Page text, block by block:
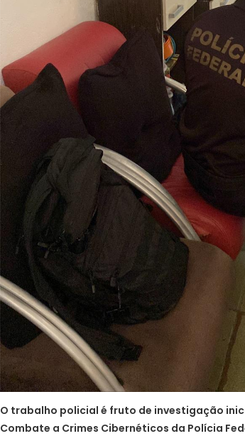
O trabalho policial é fruto de investigação
Combate a Crimes Cibernéticos da Polícia